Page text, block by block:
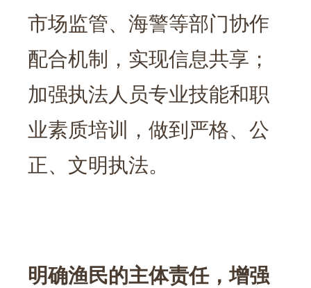
市场监管、海警等部门协作
配合机制，实现信息共享；
加强执法人员专业技能和职
业素质培训，做到严格、公
正、文明执法。
明确渔民的主体责任，增强